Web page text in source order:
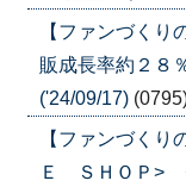
【ファンづく
販成長率約２８
('24/09/17)
【ファンづく
Ｅ ＳＨＯＰ>